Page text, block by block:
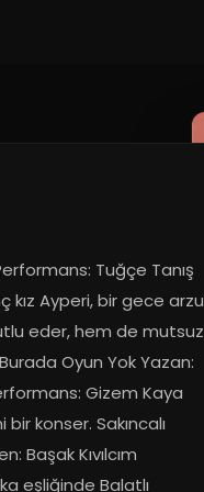
Tuğçe Tanış
kız Ayperi, bir gece arzu
eder, hem de mutsuz
Oyun Yok Yazan:
Gizem Kaya
konser. Sakıncalı
Başak Kıvılcım
eşliğinde Balatlı